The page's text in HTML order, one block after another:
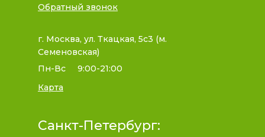
Обратный звонок
г. Москва, ул. Ткацкая, 5с3 (м.
Семеновская)
Пн-Вс
9:00-21:00
Карта
Санкт-Петербург: